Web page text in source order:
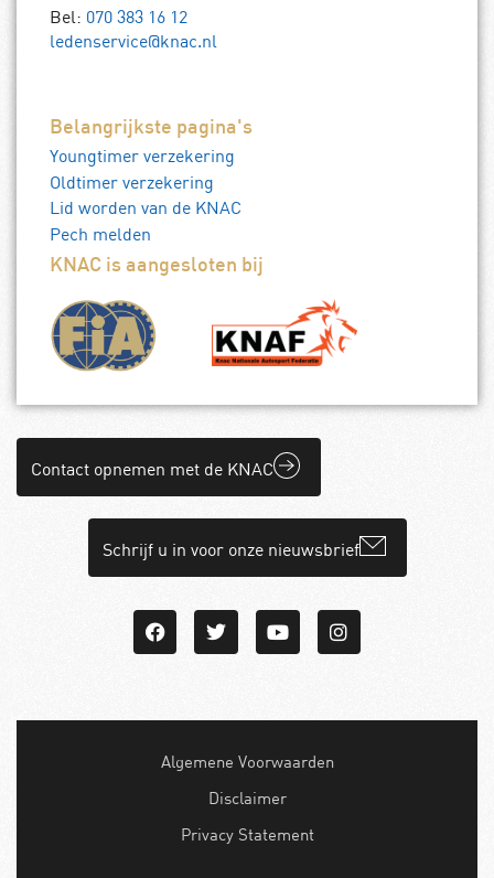
Bel: 070 383 16 12
ledenservice@knac.nl
Belangrijkste pagina's
Youngtimer verzekering
Oldtimer verzekering
Lid worden van de KNAC
Pech melden
KNAC is aangesloten bij
Contact opnemen met de KNAC
Schrijf u in voor onze nieuwsbrief
Algemene Voorwaarden
Disclaimer
Privacy Statement